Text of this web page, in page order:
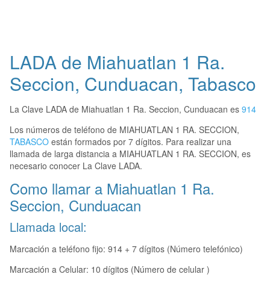
LADA de Miahuatlan 1 Ra.
Seccion, Cunduacan, Tabasco
La Clave LADA de Miahuatlan 1 Ra. Seccion, Cunduacan es 914
Los números de teléfono de MIAHUATLAN 1 RA. SECCION,
TABASCO están formados por 7 dígitos. Para realizar una
llamada de larga distancia a MIAHUATLAN 1 RA. SECCION, es
necesario conocer La Clave LADA.
Como llamar a Miahuatlan 1 Ra.
Seccion, Cunduacan
Llamada local:
Marcación a teléfono fijo: 914 + 7 dígitos (Número telefónico)
Marcación a Celular: 10 dígitos (Número de celular )